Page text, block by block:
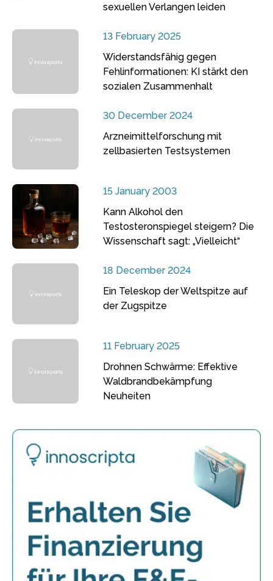
sexuellen Verlangen leiden
13 February 2025
Widerstandsfähig gegen
Fehlinformationen: KI stärkt den
sozialen Zusammenhalt
30 December 2024
Arzneimittelforschung mit
zellbasierten Testsystemen
15 January 2003
Kann Alkohol den
Testosteronspiegel steigern? Die
Wissenschaft sagt: „Vielleicht“
18 December 2024
Ein Teleskop der Weltspitze auf
der Zugspitze
11 February 2025
Drohnen Schwärme: Effektive
Waldbrandbekämpfung
Neuheiten